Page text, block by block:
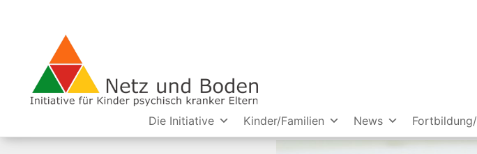
Die Initiative Kinder/Familien News